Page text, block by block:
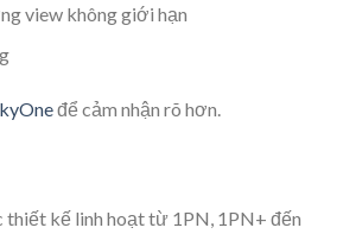
view không giới hạn
để cảm nhận rõ hơn.
thiết kế linh hoạt từ 1PN, 1PN+ đến